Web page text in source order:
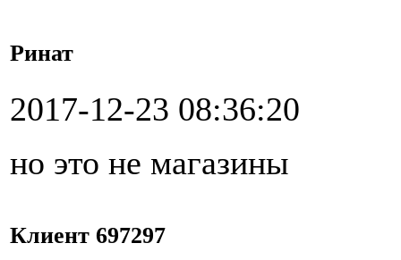
Ринат
2017-12-23 08:36:20
но это не магазины
Клиент 697297